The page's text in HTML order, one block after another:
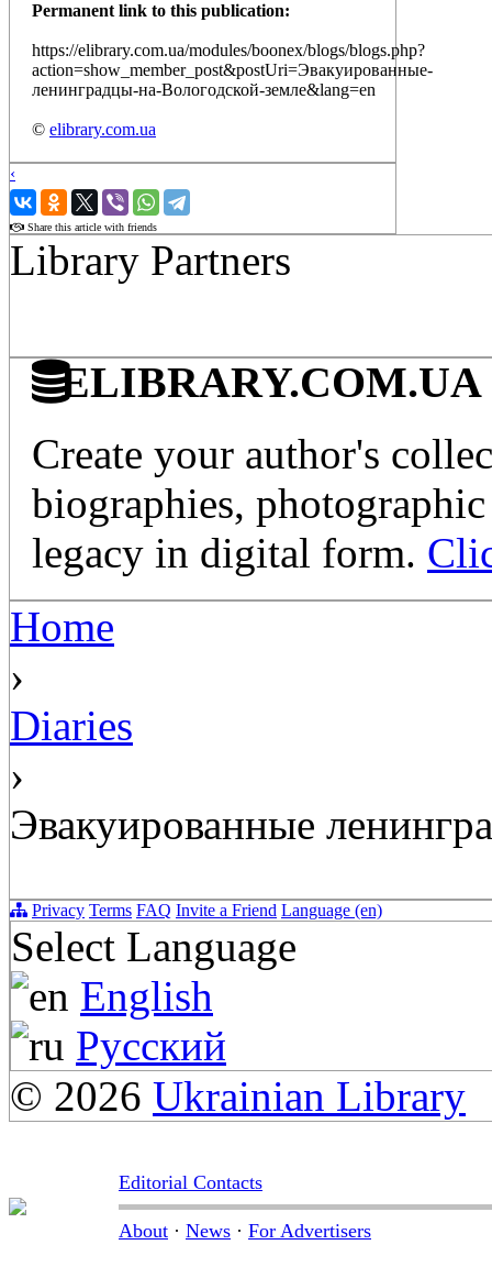
Permanent link to this publication:
https://elibrary.com.ua/modules/boonex/blogs/blogs.php?
action=show_member_post&postUri=Эвакуированные-
ленинградцы-на-Вологодской-земле&lang=en
© elibrary.com.ua
‹
›
Share this article with friends
Library Partners
ELIBRARY.COM.UA
Create your author's
biographies,
legacy in digital form.
Home
›
Diaries
›
Эвакуированные
Privacy Terms FAQ Invite a Friend Language (en)
Select Language
English
Русский
© 2026 Ukrainian Library
Editorial Contacts
About · News · For Advertisers